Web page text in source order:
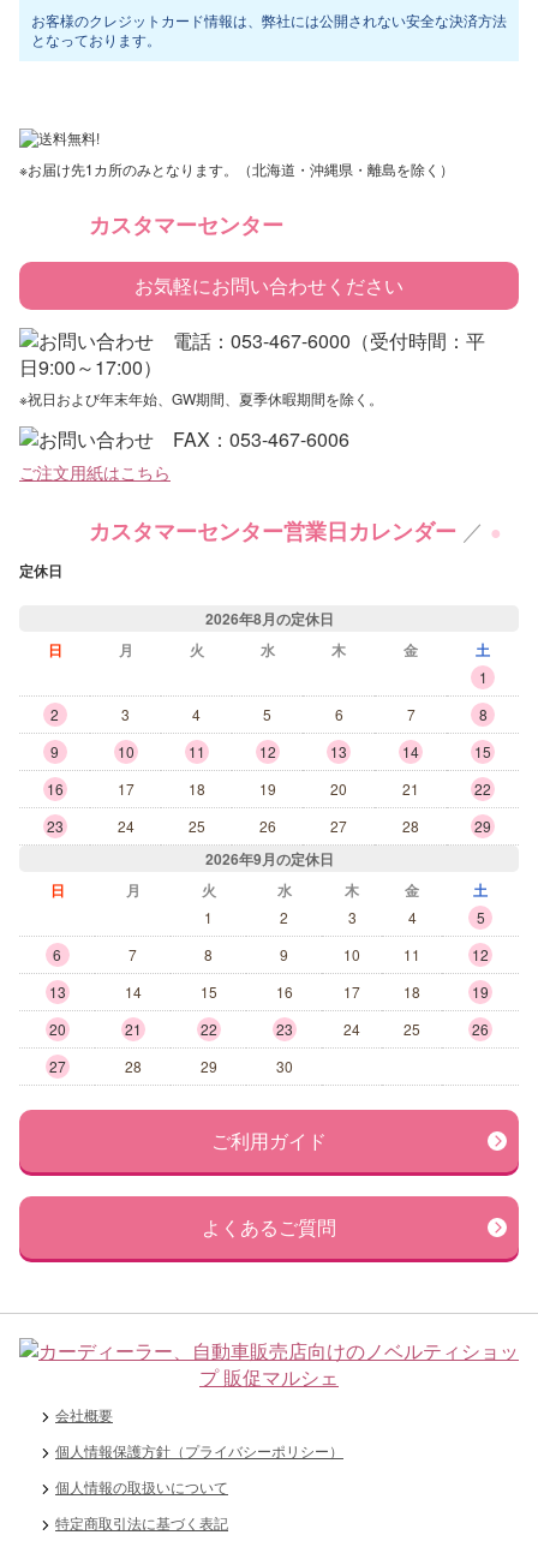
お客様のクレジットカード情報は、弊社には公開されない安全な決済方法
となっております。
※お届け先1カ所のみとなります。（北海道・沖縄県・離島を除く）
カスタマーセンター
お気軽にお問い合わせください
※祝日および年末年始、GW期間、夏季休暇期間を除く。
ご注文用紙はこちら
カスタマーセンター営業日カレンダー ／ ●
定休日
2026年8月の定休日
日
月 火 水 木 金 土
1
2
3 4 5 6 7
8
9
10 11 12 13 14
15
16
17 18 19 20 21
22
23
24 25 26 27 28 29
2026年9月の定休日
日
月 火 水 木 金 土
1 2 3 4
5
6
7 8 9 10 11
12
13
14 15 16 17 18
19
20
21 22 23 24 25
26
27
28 29 30
ご利用ガイド
よくあるご質問
会社概要
個人情報保護方針（プライバシーポリシー）
個人情報の取扱いについて
特定商取引法に基づく表記